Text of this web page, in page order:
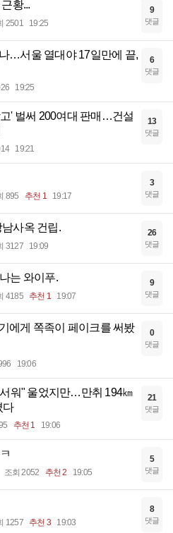
황...
2501 19:25
9
댓글
…서울 열대야 17일만에 끝,
19:25
6
댓글
' 벌써 200여대 판매…건설
19:21
13
댓글
895 추천 1 19:17
3
댓글
사옥 건립.
3127 19:09
26
댓글
는 와이푸.
4185 추천 1 19:07
9
댓글
에게 쪽족이 페이크를 써봤
19:06
0
댓글
워" 울었지만…만취 194㎞
다
추천 1 19:06
21
댓글
조회 2052 추천 2 19:05
5
댓글
1257 추천 3 19:03
8
댓글